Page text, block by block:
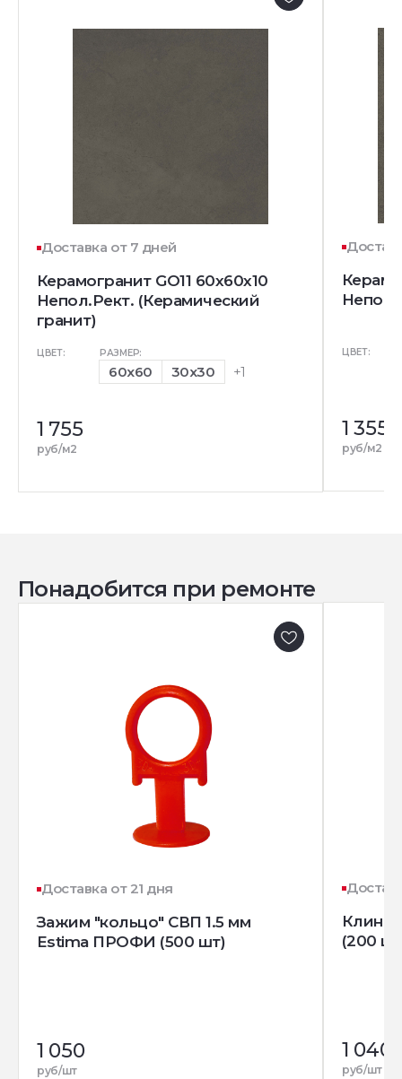
Доставка от 7 дней
Керамогранит GO11 60x60x10
Непол.Рект. (Керамический
гранит)
ЦВЕТ: РАЗМЕР:
60x60 30x30 +1
1 755
руб/м2
Непол.
ЦВЕТ:
1 355
руб/м2
Понадобится при ремонте
Доставка от 21 дня
Зажим "кольцо" СВП 1.5 мм
Estima ПРОФИ (500 шт)
1 050
руб/шт
Клин
(200
1 040
руб/шт